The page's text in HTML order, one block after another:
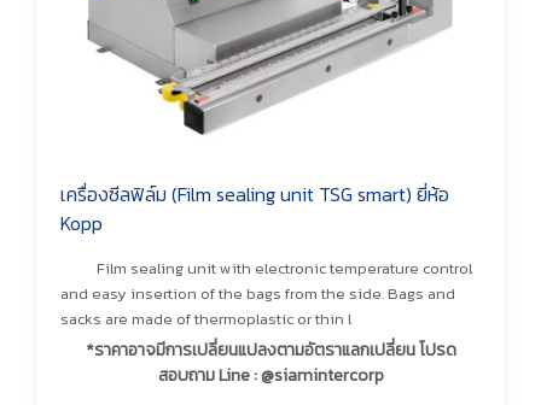
เครื่องซีลฟิล์ม (Film sealing unit TSG smart) ยี่ห้อ
Kopp
Film sealing unit with electronic temperature control
and easy insertion of the bags from the side. Bags and
sacks are made of thermoplastic or thin l
*ราคาอาจมีการเปลี่ยนแปลงตามอัตราแลกเปลี่ยน โปรด
สอบถาม Line : @siamintercorp